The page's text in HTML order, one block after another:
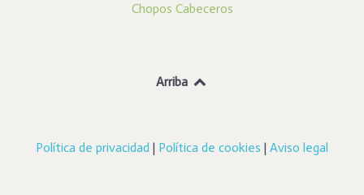
Chopos Cabeceros
Arriba
Política de privacidad | Política de cookies | Aviso legal